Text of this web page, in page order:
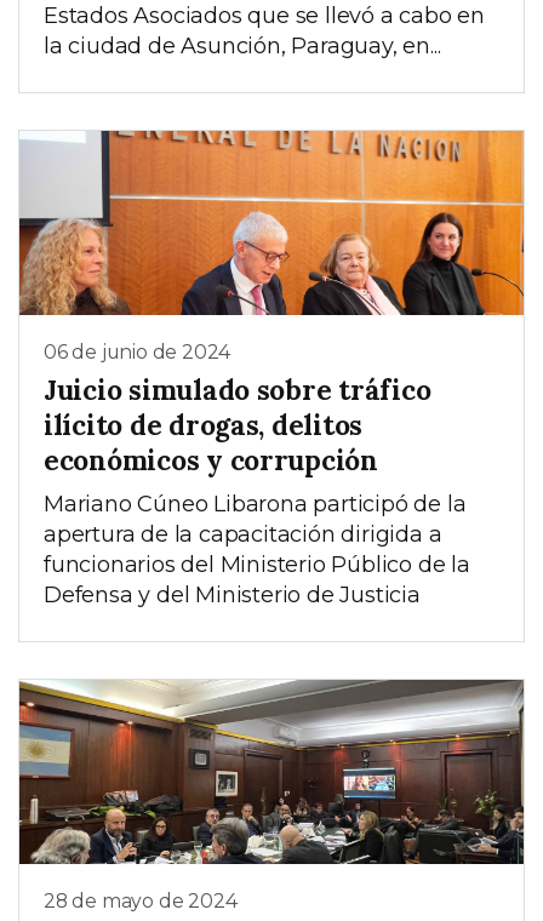
Estados Asociados que se llevó a cabo en
la ciudad de Asunción, Paraguay, en...
06 de junio de 2024
Juicio simulado sobre tráfico
ilícito de drogas, delitos
económicos y corrupción
Mariano Cúneo Libarona participó de la
apertura de la capacitación dirigida a
funcionarios del Ministerio Público de la
Defensa y del Ministerio de Justicia
28 de mayo de 2024